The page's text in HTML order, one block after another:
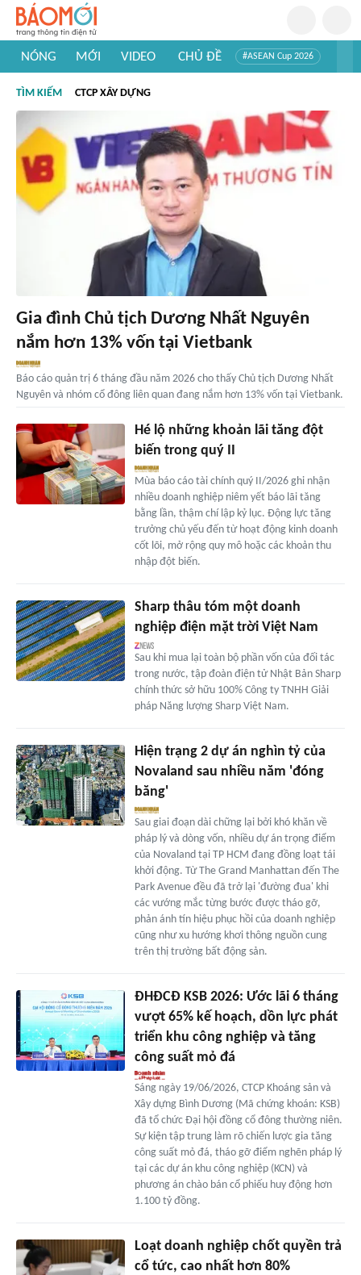
NÓNG MỚI VIDEO CHỦ ĐỀ #ASEAN Cup 2026
#Khám phá Việt Nam
#Khám phá thế giới
TÌM KIẾM CTCP XÂY DỰNG
Gia đình Chủ tịch Dương Nhất Nguyên
nắm hơn 13% vốn tại Vietbank
Báo cáo quản trị 6 tháng đầu năm 2026 cho thấy Chủ tịch Dương Nhất
Nguyên và nhóm cổ đông liên quan đang nắm hơn 13% vốn tại Vietbank.
Hé lộ những khoản lãi tăng đột
biến trong quý II
Mùa báo cáo tài chính quý II/2026 ghi nhận
nhiều doanh nghiệp niêm yết báo lãi tăng
bằng lần, thậm chí lập kỷ lục. Động lực tăng
trưởng chủ yếu đến từ hoạt động kinh doanh
cốt lõi, mở rộng quy mô hoặc các khoản thu
nhập đột biến.
Sharp thâu tóm một doanh
nghiệp điện mặt trời Việt Nam
Sau khi mua lại toàn bộ phần vốn của đối tác
trong nước, tập đoàn điện tử Nhật Bản Sharp
chính thức sở hữu 100% Công ty TNHH Giải
pháp Năng lượng Sharp Việt Nam.
Hiện trạng 2 dự án nghìn tỷ của
Novaland sau nhiều năm 'đóng
băng'
Sau giai đoạn dài chững lại bởi khó khăn về
pháp lý và dòng vốn, nhiều dự án trọng điểm
của Novaland tại TP HCM đang đồng loạt tái
khởi động. Từ The Grand Manhattan đến The
Park Avenue đều đã trở lại 'đường đua' khi
các vướng mắc từng bước được tháo gỡ,
phản ánh tín hiệu phục hồi của doanh nghiệp
cũng như xu hướng khơi thông nguồn cung
trên thị trường bất động sản.
ĐHĐCĐ KSB 2026: Ước lãi 6 tháng
vượt 65% kế hoạch, dồn lực phát
triển khu công nghiệp và tăng
công suất mỏ đá
Sáng ngày 19/06/2026, CTCP Khoáng sản và
Xây dựng Bình Dương (Mã chứng khoán: KSB)
đã tổ chức Đại hội đồng cổ đông thường niên.
Sự kiện tập trung làm rõ chiến lược gia tăng
công suất mỏ đá, tháo gỡ điểm nghẽn pháp lý
tại các dự án khu công nghiệp (KCN) và
phương án chào bán cổ phiếu huy động hơn
1.100 tỷ đồng.
Loạt doanh nghiệp chốt quyền trả
cổ tức, cao nhất hơn 80%